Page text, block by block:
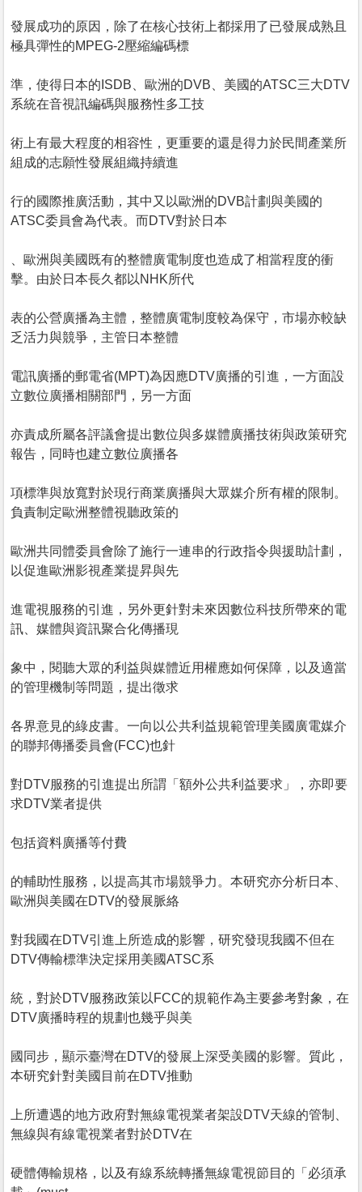
發展成功的原因，除了在核心技術上都採用了已發展成熟且
極具彈性的MPEG-2壓縮編碼標
準，使得日本的ISDB、歐洲的DVB、美國的ATSC三大DTV
系統在音視訊編碼與服務性多工技
術上有最大程度的相容性，更重要的還是得力於民間產業所
組成的志願性發展組織持續進
行的國際推廣活動，其中又以歐洲的DVB計劃與美國的
ATSC委員會為代表。而DTV對於日本
、歐洲與美國既有的整體廣電制度也造成了相當程度的衝
擊。由於日本長久都以NHK所代
表的公營廣播為主體，整體廣電制度較為保守，市場亦較缺
乏活力與競爭，主管日本整體
電訊廣播的郵電省(MPT)為因應DTV廣播的引進，一方面設
立數位廣播相關部門，另一方面
亦責成所屬各評議會提出數位與多媒體廣播技術與政策研究
報告，同時也建立數位廣播各
項標準與放寬對於現行商業廣播與大眾媒介所有權的限制。
負責制定歐洲整體視聽政策的
歐洲共同體委員會除了施行一連串的行政指令與援助計劃，
以促進歐洲影視產業提昇與先
進電視服務的引進，另外更針對未來因數位科技所帶來的電
訊、媒體與資訊聚合化傳播現
象中，閱聽大眾的利益與媒體近用權應如何保障，以及適當
的管理機制等問題，提出徵求
各界意見的綠皮書。一向以公共利益規範管理美國廣電媒介
的聯邦傳播委員會(FCC)也針
對DTV服務的引進提出所謂「額外公共利益要求」，亦即要
求DTV業者提供
包括資料廣播等付費
的輔助性服務，以提高其市場競爭力。本研究亦分析日本、
歐洲與美國在DTV的發展脈絡
對我國在DTV引進上所造成的影響，研究發現我國不但在
DTV傳輸標準決定採用美國ATSC系
統，對於DTV服務政策以FCC的規範作為主要參考對象，在
DTV廣播時程的規劃也幾乎與美
國同步，顯示臺灣在DTV的發展上深受美國的影響。質此，
本研究針對美國目前在DTV推動
上所遭遇的地方政府對無線電視業者架設DTV天線的管制、
無線與有線電視業者對於DTV在
硬體傳輸規格，以及有線系統轉播無線電視節目的「必須承